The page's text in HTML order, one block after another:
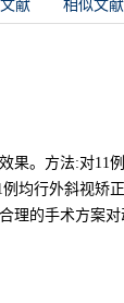
献 相似文献
果。方法:对
均行外斜视矫
理的手术方案